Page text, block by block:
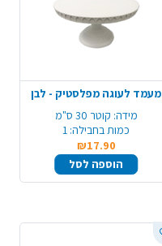
מעמד לעוגה מפלסטיק - לבן
מידה: קוטר 30 ס"מ
כמות בחבילה: 1
₪17.90
הוספה לסל